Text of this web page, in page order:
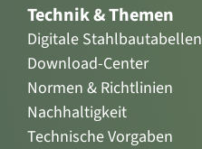
Technik & Themen
Digitale Stahlbautabellen
Download-Center
Normen & Richtlinien
Nachhaltigkeit
Technische Vorgaben